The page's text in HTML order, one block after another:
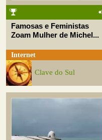
Famosas e Feministas
Zoam Mulher de Michel...
Internet
Clave do Sul